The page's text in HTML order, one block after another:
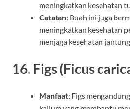
meningkatkan kesehatan
Catatan: Buah ini juga
meningkatkan kesehatan
menjaga kesehatan
16. Figs (Ficus
Manfaat: Figs